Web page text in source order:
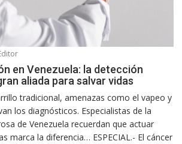
en Venezuela: la detección
aliada para salvar vidas
tradicional, amenazas como el vapeo y
los diagnósticos. Especialistas de la
de Venezuela recuerdan que actuar
marca la diferencia… ESPECIAL.- El cáncer